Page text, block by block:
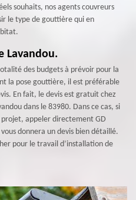
souhaits, nos agents couvreurs
le type de gouttière qui en
Lavandou.
des budgets à prévoir pour la
la pose gouttière, il est préférable
En fait, le devis est gratuit chez
dans le 83980. Dans ce cas, si
appeler directement GD
donnera un devis bien détaillé.
pour le travail d’installation de